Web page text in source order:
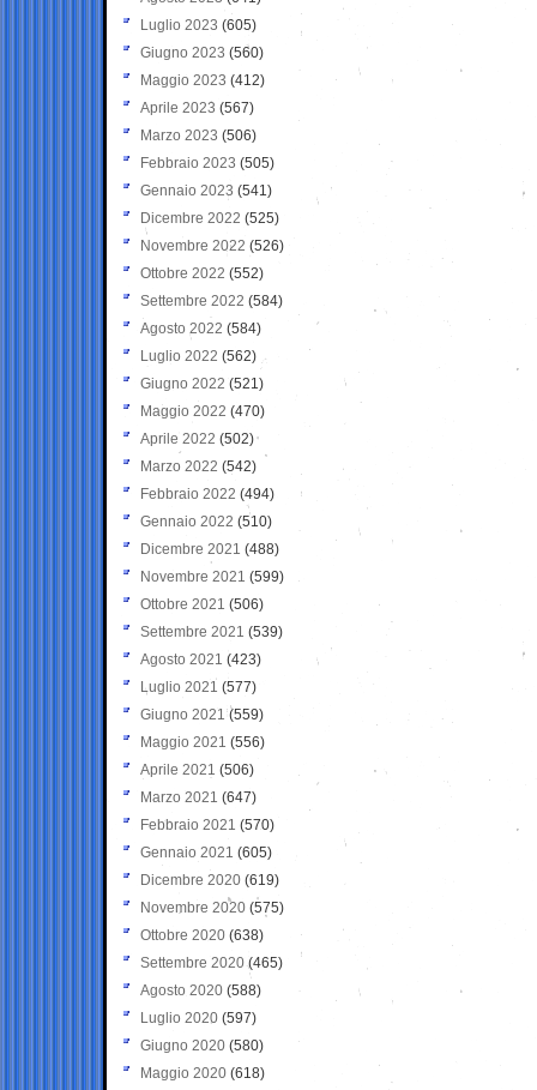
Luglio 2023 (605)
Giugno 2023 (560)
Maggio 2023 (412)
Aprile 2023 (567)
Marzo 2023 (506)
Febbraio 2023 (505)
Gennaio 2023 (541)
Dicembre 2022 (525)
Novembre 2022 (526)
Ottobre 2022 (552)
Settembre 2022 (584)
Agosto 2022 (584)
Luglio 2022 (562)
Giugno 2022 (521)
Maggio 2022 (470)
Aprile 2022 (502)
Marzo 2022 (542)
Febbraio 2022 (494)
Gennaio 2022 (510)
Dicembre 2021 (488)
Novembre 2021 (599)
Ottobre 2021 (506)
Settembre 2021 (539)
Agosto 2021 (423)
Luglio 2021 (577)
Giugno 2021(559)
Maggio 2021 (556)
Aprile 2021 (506)
Marzo 2021 (647)
Febbraio 2021 (570)
Gennaio 2021 (605)
Dicembre 2020 (619)
Novembre 2020 (575)
Ottobre 2020 (638)
Settembre 2020(465)
Agosto 2020 (588)
Luglio 2020 (597)
Giugno 2020 (580)
Maggio 2020 (618)